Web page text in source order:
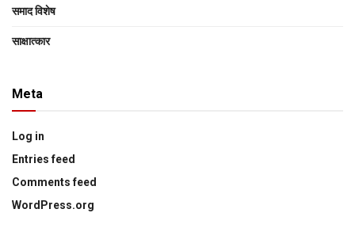
समाद विशेष
साक्षात्‍कार
Meta
Log in
Entries feed
Comments feed
WordPress.org